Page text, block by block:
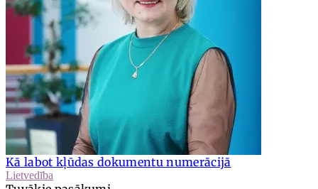
Kā labot kļūdas dokumentu numerācijā
Lietvedība